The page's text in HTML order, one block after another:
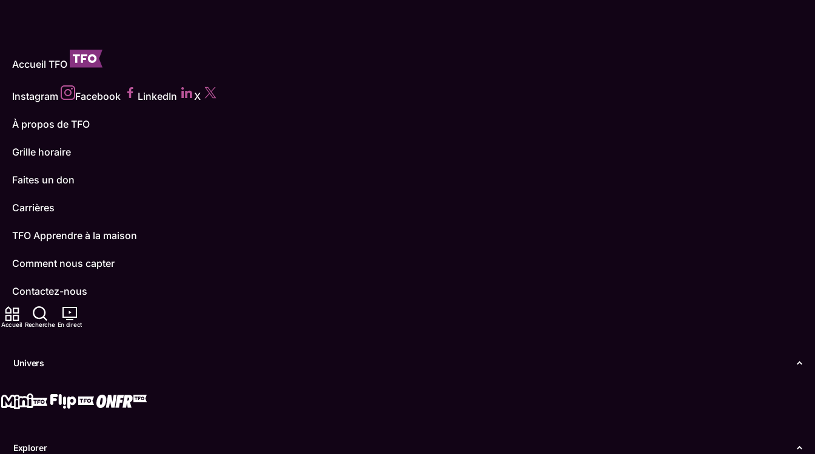
Accueil Recherche En direct
Univers
Explorer
Accueil TFO
Instagram Facebook LinkedIn X
À propos de TFO
Grille horaire
Faites un don
Carrières
TFO Apprendre à la maison
Comment nous capter
Contactez-nous
ONFR
Conditions d'utilisation